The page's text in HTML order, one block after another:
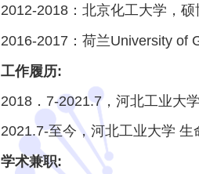
2012-2018：北京化工大学，硕
2016-2017：荷兰University of
工作履历:
2018．7-2021.7，河北工业大
2021.7-至今，河北工业大学 生
学术兼职: